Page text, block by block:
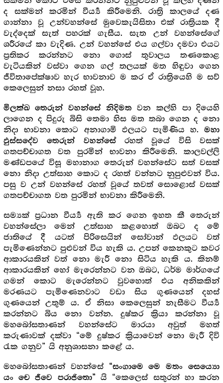
ද සක්මන් කරමින් වීර්‍ය්‍ය කිරීමෙනි. රාත්‍රි කාලයේ දණ
ගාන්නා වූ උන්වහන්සේ මුවෙකැයිසිතා එක් රාත්‍රියක දී
වැද්දෙක් සැත් පහරක් ගැසීය. සැත උන් වහන්සේගේ
ශරීරයේ කා වැදිණ. උන් වහන්සේ එය ගල්වා දමවා එයට
ප්‍ර‍තිකර කරන්නට නො ගොස් තුවාලය තණකොළ
වැටියකින් වස්වා ගෙන ගල් තලයක් මත හිඳුවා ගෙන
ජීවිතාපේක්ෂාව හැර භාවනාව ම කර ඒ රාත්‍රියෙහි ම සව්
කෙලෙසුන් නසා රහත් වූහ.
මිලක්ඛ තෙරුන් වහන්සේ නිදිමත වන කල්හි පා දියෙහි
ලාගෙන ද පිදුරු බිසි තෙමා හිස මත තබා ගෙන ද නො
නිදා භාවනා කොට අනාගාමි ඵලයට පැමිණිය හ.මහා
ඵුස්සදේව තෙරුන් වහන්සේරහත් වූයේ විසි වසක්
ගතපච්චාගත වත පුරමින් භාවනා කිරීමෙනි. කාලවල්ලි
මණ්ඩපයේ විසූ මහානාග තෙරුන් වහන්සේට සත් වසක්
නො නිදා උත්සාහ කොට ද රහත් වන්නට නුපුළුවන් විය.
පසු ව උන් වහන්සේ රහත් වූයේ තවත් සොළොස් වසක්
ගතපච්චාගත වත පුරමින් භාවනා කිරීමෙනි.
සම්‍යක් ප්‍ර‍ධාන වීර්‍ය්‍ය ඇති කර ගෙන ඉහත කී තෙරුන්
වහන්සේලා මෙන් උත්සාහ කළහොත් ඔබට ද මේ
ජාතියේ දී යටත් පිරිසෙයින් සෝවාන් ඵලයට වත්
පැමිණෙන්නට පුළුවන් විය හැකි ය. උපන් කෙනකුට කවර
ආකාරයකින් වත් නො මැරී නො සිටිය හැකි ය. කිනම්
ආකාරයකින් හෝ මැරෙන්නට වන ඔබට, ධර්ම මාර්ගයේ
ගමන් කොට මැරෙන්නට වුවහොත් එය අනිකකින්
මරණයට පැමිණෙනවාට වඩා සිය ගුණයෙන් දහස්
ගුණයෙන් උතුම් ය. ඒ නිසා කෙලෙසුන් නැසීමට වීර්‍ය්‍ය
කරන්නට බිය නො වන්න. දුෂ්කර ක්‍රියා කරන්නා වූ
මහබෝසතාණන් වහන්සේට මාරයා අවුත් මහත්
කරුණාවක් දක්වා “මේ දුෂ්කර ක්‍රියාවෙන් නො මැරී දිවි
රැක ගනුව” යි අනුශාසනා කළේ ය.
මහබෝසතාණන් වහන්සේ
“සංගාමෙ මෙ මතං සෙය්‍යො
යං චෙ ජීවෙ පරාජිතො”යි “කෙලෙස් සතුරන් හා කරන